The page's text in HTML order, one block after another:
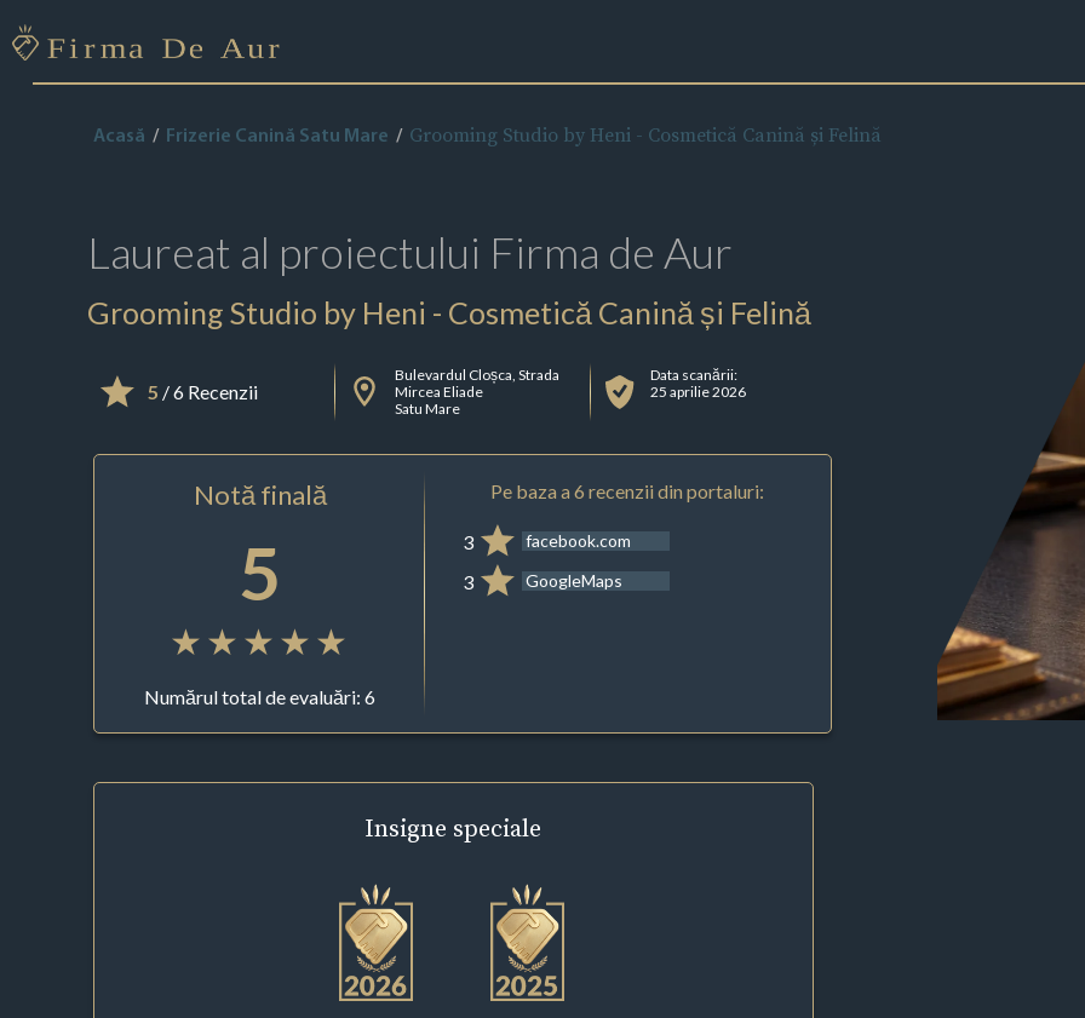
Acasă Frizerie Canină Satu Mare Grooming Studio by Heni - Cosmetică Canină și Felină
Laureat al proiectului Firma de Aur
Grooming Studio by Heni - Cosmetică Canină și Felină
5 / 6 Recenzii
Bulevardul Cloșca, Strada
Mircea Eliade
Satu Mare
Data scanării:
25 aprilie 2026
Notă finală
5
Numărul total de evaluări: 6
Pe baza a 6 recenzii din portaluri:
3 facebook.com
3 GoogleMaps
Insigne speciale